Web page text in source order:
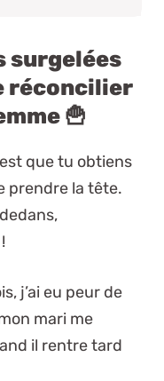
surgelées
réconcilier
🍟
que tu obtiens
prendre la tête.
j’ai eu peur de
mari me
il rentre tard